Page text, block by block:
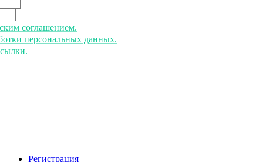
соглашением.
персональных данных.
Регистрация